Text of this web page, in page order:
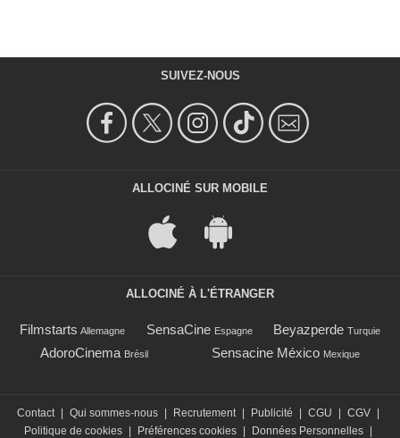
SUIVEZ-NOUS
ALLOCINÉ SUR MOBILE
ALLOCINÉ À L'ÉTRANGER
Filmstarts Allemagne SensaCine Espagne Beyazperde Turquie
AdoroCinema Brésil Sensacine México Mexique
Contact Qui sommes-nous Recrutement Publicité CGU CGV
Politique de cookies
Préférences cookies Données Personnelles